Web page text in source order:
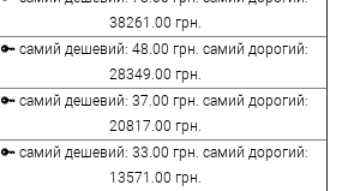
38261.00 грн.
🔑 самий дешевий: 48.00 грн. самий дорогий:
28349.00 грн.
🔑 самий дешевий: 37.00 грн. самий дорогий:
20817.00 грн.
🔑 самий дешевий: 33.00 грн. самий дорогий:
13571.00 грн.